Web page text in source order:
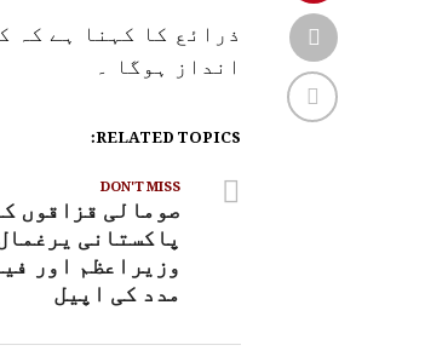
ذرائع کا کہنا ہے کہ
انداز ہوگا ۔
RELATED TOPICS:
DON'T MISS
پاکستانی
وزیراعظم اور
مدد کی اپیل